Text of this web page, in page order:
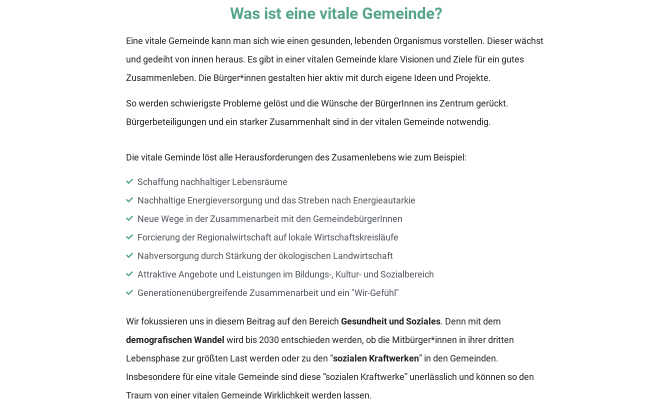
Was ist eine vitale Gemeinde?
Eine vitale Gemeinde kann man sich wie einen gesunden, lebenden Organismus vorstellen. Dieser wächst
und gedeiht von innen heraus. Es gibt in einer vitalen Gemeinde klare Visionen und Ziele für ein gutes
Zusammenleben. Die Bürger*innen gestalten hier aktiv mit durch eigene Ideen und Projekte.
So werden schwierigste Probleme gelöst und die Wünsche der BürgerInnen ins Zentrum gerückt.
Bürgerbeteiligungen und ein starker Zusammenhalt sind in der vitalen Gemeinde notwendig.
Die vitale Geminde löst alle Herausforderungen des Zusamenlebens wie zum Beispiel:
Schaffung nachhaltiger Lebensräume
Nachhaltige Energieversorgung und das Streben nach Energieautarkie
Neue Wege in der Zusammenarbeit mit den GemeindebürgerInnen
Forcierung der Regionalwirtschaft auf lokale Wirtschaftskreisläufe
Nahversorgung durch Stärkung der ökologischen Landwirtschaft
Attraktive Angebote und Leistungen im Bildungs-, Kultur- und Sozialbereich
Generationenübergreifende Zusammenarbeit und ein "Wir-Gefühl"
Wir fokussieren uns in diesem Beitrag auf den Bereich Gesundheit und Soziales. Denn mit dem
demografischen Wandel wird bis 2030 entschieden werden, ob die Mitbürger*innen in ihrer dritten
Lebensphase zur größten Last werden oder zu den “sozialen Kraftwerken” in den Gemeinden.
Insbesondere für eine vitale Gemeinde sind diese “sozialen Kraftwerke” unerlässlich und können so den
Traum von einer vitalen Gemeinde Wirklichkeit werden lassen.